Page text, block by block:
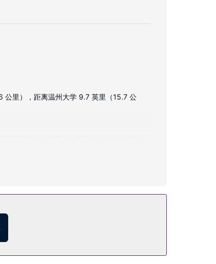
公里），距离温州大学 9.7 英里（15.7 公
供收费的欧陆式早餐。